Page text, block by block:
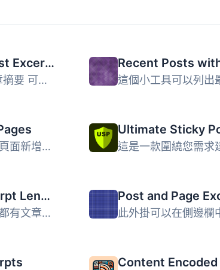
Advanced Post Excerpt
WordPress 文章摘要 可以是手工編制內容摘要的好方式。不幸的...
此外掛會自動為頁面新增摘要
Multiple Excerpt Lengths
你在多個頁面上都有文章概要？你想讓它們的長度不同嗎？ 透過...